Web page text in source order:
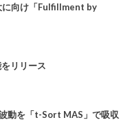
に向け「Fulfillment by
リリース
動を「t-Sort MAS」で吸収